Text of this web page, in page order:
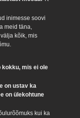
inimesse soovi
meid täna,
kõik, mis
kokku, mis ei ole
on ustav ka
on ülekohtune
kui ka